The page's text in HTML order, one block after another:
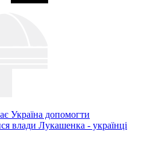
Україна допомогти
влади Лукашенка - українці